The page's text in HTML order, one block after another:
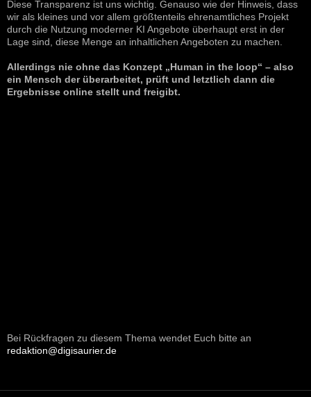
Diese Transparenz ist uns wichtig. Genauso wie der Hinweis, dass
wir als kleines und vor allem größtenteils ehrenamtliches Projekt
durch die Nutzung moderner KI Angebote überhaupt erst in der
Lage sind, diese Menge an inhaltlichen Angeboten zu machen.
Allerdings nie ohne das Konzept „Human in the loop“ – also
ein Mensch der überarbeitet, prüft und letztlich dann die
Ergebnisse online stellt und freigibt.
Bei Rückfragen zu diesem Thema wendet Euch bitte an
redaktion@digisaurier.de